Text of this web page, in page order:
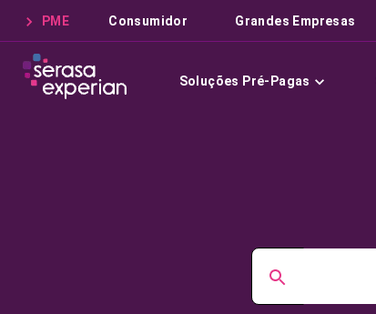
PME Consumidor Grandes Empresas
Soluções Pré-Pagas